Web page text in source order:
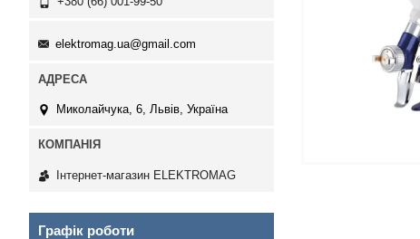
elektromag.ua@gmail.com
Миколайчука, 6, Львів, Україна
Інтернет-магазин ELEKTROMAG
Графік роботи